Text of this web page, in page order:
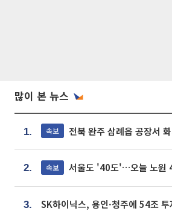
많이 본 뉴스
1. 속보 전북 완주 삼례읍 공장서
2. 속보 서울도 '40도'…오늘 노원
3.